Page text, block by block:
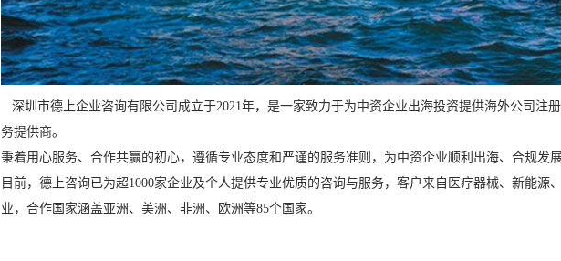
深圳市德上企业咨询有限公司成立于2021年，是一家致力于为中资企业出海投资提供海外公司注
务提供商。
秉着用心服务、合作共赢的初心，遵循专业态度和严谨的服务准则，为中资企业顺利出海、合规发展
目前，德上咨询已为超1000家企业及个人提供专业优质的咨询与服务，客户来自医疗器械、新能
业，合作国家涵盖亚洲、美洲、非洲、欧洲等85个国家。